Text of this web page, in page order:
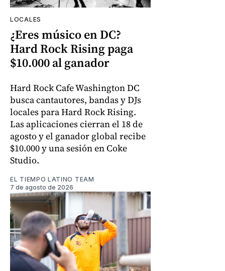
LOCALES
¿Eres músico en DC?
Hard Rock Rising paga
$10.000 al ganador
Hard Rock Cafe Washington DC
busca cantautores, bandas y DJs
locales para Hard Rock Rising.
Las aplicaciones cierran el 18 de
agosto y el ganador global recibe
$10.000 y una sesión en Coke
Studio.
EL TIEMPO LATINO TEAM
7 de agosto de 2026